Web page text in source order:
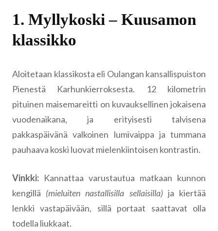
1. Myllykoski – Kuusamon
klassikko
Aloitetaan klassikosta eli Oulangan kansallispuiston
Pienestä Karhunkierroksesta. 12 kilometrin
pituinen maisemareitti on kuvauksellinen jokaisena
vuodenaikana, ja erityisesti talvisena
pakkaspäivänä valkoinen lumivaippa ja tummana
pauhaava koski luovat mielenkiintoisen kontrastin.
Vinkki: Kannattaa varustautua matkaan kunnon
kengillä (mieluiten nastallisilla sellaisilla)ja kiertää
lenkki vastapäivään, sillä portaat saattavat olla
todella liukkaat.